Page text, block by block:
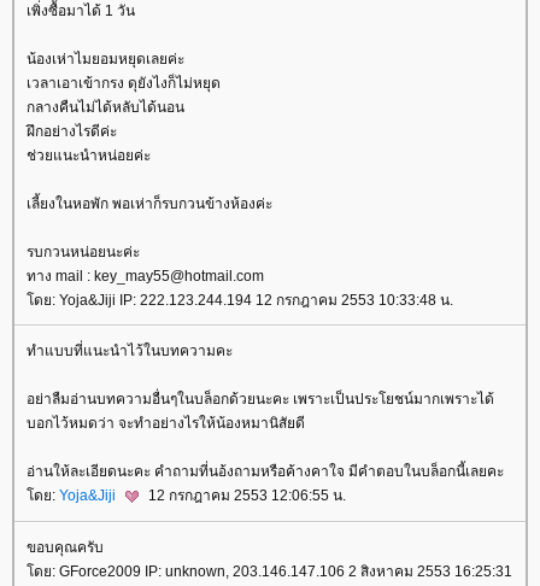
เพิ่งซื้อมาได้ 1 วัน
น้องเห่าไมยอมหยุดเลยค่ะ
เวลาเอาเข้ากรง ดุยังไงก็ไม่หยุด
กลางคืนไม่ได้หลับได้นอน
ฝึกอย่างไรดีค่ะ
ช่วยแนะนำหน่อยค่ะ
เลี้ยงในหอพัก พอเห่าก็รบกวนข้างห้องค่ะ
รบกวนหน่อยนะค่ะ
ทาง mail : key_may55@hotmail.com
ดย: Yoja&Jiji IP: 222.123.244.194 12 กรกฎาคม 2553 10:33:48 น.
ทำแบบที่แนะนำไว้ในบทความคะ
อย่าลืมอ่านบทความอื่นๆในบล็อกด้วยนะคะ เพราะเป็นประโยชน์มากเพราะได้
บอกไว้หมดว่า จะทำอย่างไรให้น้องหมานิสัยดี
อ่านให้ละเอียดนะคะ คำถามที่นอ้งถามหรือค้างคาใจ มีคำตอบในบล็อกนี้เลยคะ
ดย: Yoja&Jiji 12 กรกฎาคม 2553 12:06:55 น.
ขอบคุณครับ
ดย: GForce2009 IP: unknown, 203.146.147.106 2 สิงหาคม 2553 16:25:31